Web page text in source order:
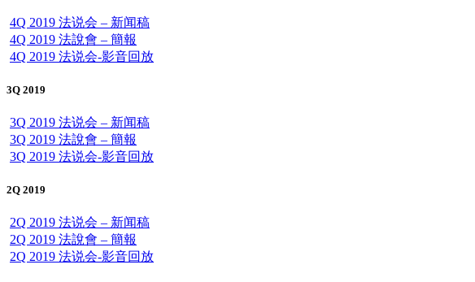
4Q 2019 法说会 – 新闻稿
4Q 2019 法說會 – 簡報
4Q 2019 法说会-影音回放
3Q 2019
3Q 2019 法说会 – 新闻稿
3Q 2019 法說會 – 簡報
3Q 2019 法说会-影音回放
2Q 2019
2Q 2019 法说会 – 新闻稿
2Q 2019 法說會 – 簡報
2Q 2019 法说会-影音回放